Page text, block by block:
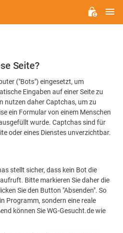
Seite?
("Bots") eingesetzt, um
Eingaben auf einer Seite zu
nutzen daher Captchas, um zu
ein Formular von einem Menschen
wurde. Captchas sind für
oder eines Dienstes unverzichtbar.
stellt sicher, dass kein Bot die
Bitte markieren Sie daher die
Sie den Button "Absenden". So
Programm, sondern eine reale
können Sie WG-Gesucht.de wie